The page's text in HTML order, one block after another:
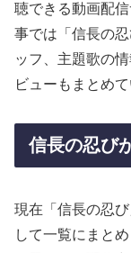
聴できる動画配
事では「信長の
ッフ、主題歌の
ビューもまとめて
信長の忍び
現在「信長の忍
して一覧にまと